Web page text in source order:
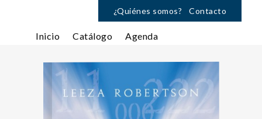
¿Quiénes somos? Contacto
Inicio Catálogo Agenda